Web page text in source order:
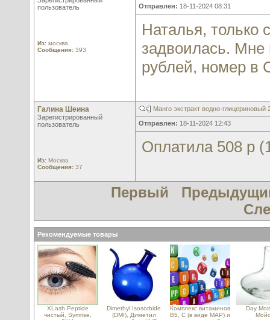
пользователь
Из: москва
Сообщения: 393
Отправлен: 18-11-2024 08:31
Наталья, только
задвоилась. Мне
рублей, номер в
Галина Шеина
Зарегистрированный
пользователь
Из: Москва
Сообщения: 37
Манго экстракт водно-глицериновый
Отправлен: 18-11-2024 12:43
Оплатила 508 р
Первый
Рекомендуемые товары
XLash Peptide
чистый, Symrise,
Dimethyl Isosorbide
(DMI), Диметил
Комплекс витаминов
B5, С (в виде MAP) и
Day